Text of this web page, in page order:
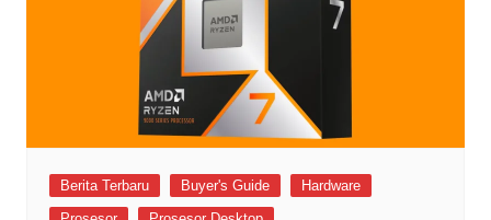
Berita Terbaru Buyer's Guide
Hardware